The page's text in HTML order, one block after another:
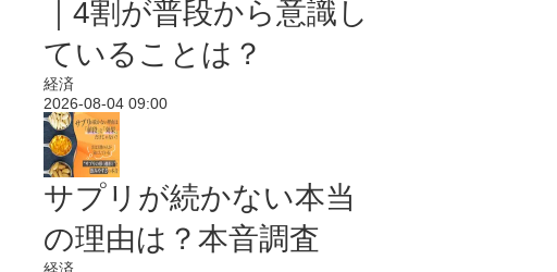
｜4割が普段から意識し
ていることは？
経済
2026-08-04 09:00
サプリが続かない本当
の理由は？本音調査